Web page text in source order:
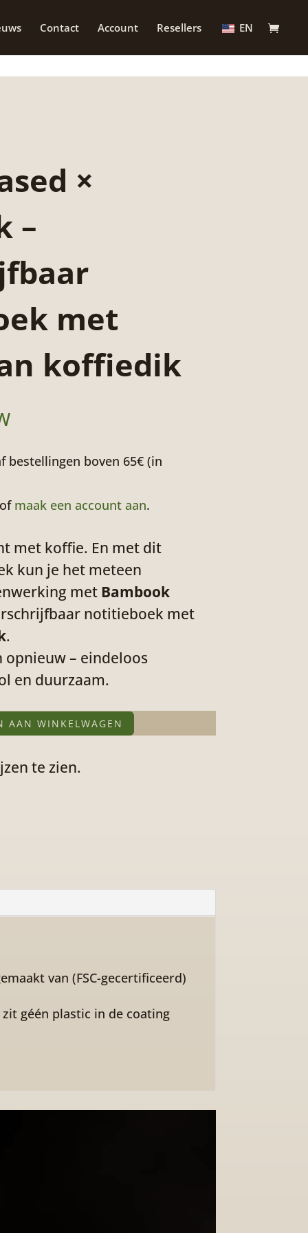
Contact Account Resellers EN
×
–
met
koffiedik
bestellingen boven 65€ (in
maak een account aan.
met koffie. En met dit
kun je het meteen
met Bambook
notitieboek met
.
opnieuw – eindeloos
en duurzaam.
AAN WINKELWAGEN
te zien.
van (FSC-gecertificeerd)
géén plastic in de coating